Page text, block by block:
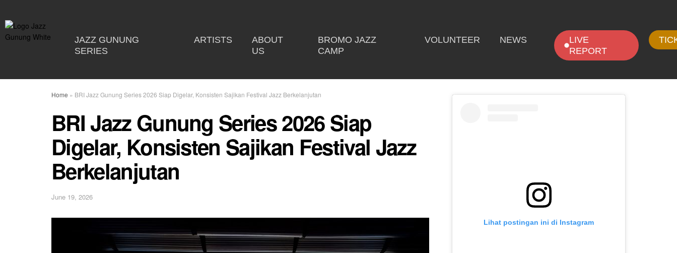
JAZZ GUNUNG
SERIES
ARTISTS
ABOUT
US
BROMO JAZZ
CAMP
VOLUNTEER NEWS
LIVE
REPORT
Home » BRI Jazz Gunung Series 2026 Siap Digelar, Konsisten Sajikan Festival Jazz Berkelanjutan
BRI Jazz Gunung Series 2026 Siap
Digelar, Konsisten Sajikan Festival Jazz
Berkelanjutan
June 19, 2026
Lihat postingan ini di Instagram